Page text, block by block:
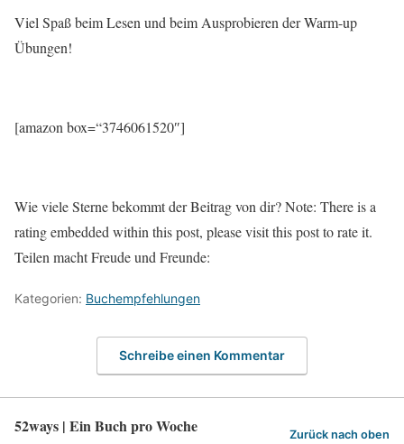
Viel Spaß beim Lesen und beim Ausprobieren der Warm-up
Übungen!
[amazon box=“3746061520″]
Wie viele Sterne bekommt der Beitrag von dir? Note: There is a
rating embedded within this post, please visit this post to rate it.
Teilen macht Freude und Freunde:
Kategorien: Buchempfehlungen
Schreibe einen Kommentar
52ways | Ein Buch pro Woche Zurück nach oben